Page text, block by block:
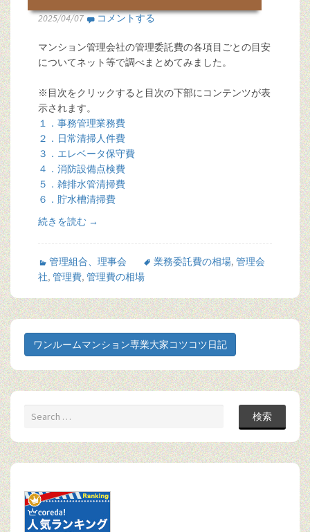
2025/04/07 コメントする
マンション管理会社の管理委託費の各項目ごとの目安
についてネット等で調べまとめてみました。
※目次をクリックすると目次の下部にコンテンツが表
示されます。
１．事務管理業務費
２．日常清掃人件費
３．エレベータ保守費
４．消防設備点検費
５．雑排水管清掃費
６．貯水槽清掃費
続きを読む →
管理組合、理事会 業務委託費の相場, 管理会
社, 管理費, 管理費の相場
ワンルームマンション専業大家コツコツ日記
検索